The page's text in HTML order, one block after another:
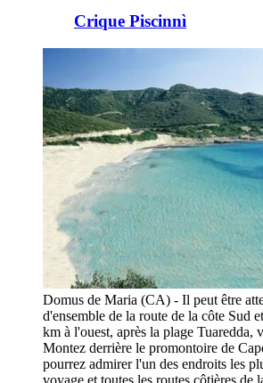
Crique Piscinnì
Domus de Maria (CA) - Il peut être
d'ensemble de la route de la côte Sud
km à l'ouest, après la plage Tuaredda,
Montez derrière le promontoire de
pourrez admirer l'un des endroits les